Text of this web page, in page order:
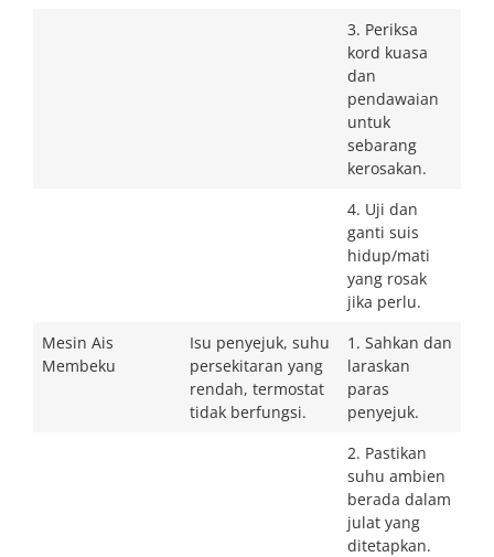
3. Periksa
kord kuasa
dan
pendawaian
untuk
sebarang
kerosakan.
4. Uji dan
ganti suis
hidup/mati
yang rosak
jika perlu.
Mesin Ais
Membeku
Isu penyejuk, suhu
persekitaran yang
rendah, termostat
tidak berfungsi.
1. Sahkan dan
laraskan
paras
penyejuk.
2. Pastikan
suhu ambien
berada dalam
julat yang
ditetapkan.